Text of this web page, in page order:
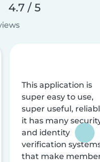
4.7 / 5
This application is
super easy to use,
super useful,
it has many
and identity
verification
that make